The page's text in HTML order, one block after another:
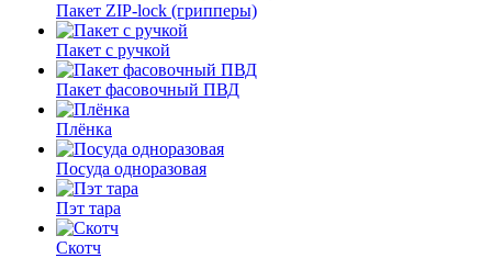
Пакет ZIP-lock (грипперы)
Пакет с ручкой
Пакет фасовочный ПВД
Плёнка
Посуда одноразовая
Пэт тара
Скотч